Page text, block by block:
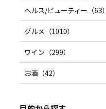
ヘルス/ビューティー（63）
グルメ（1010）
ワイン（299）
お酒（42）